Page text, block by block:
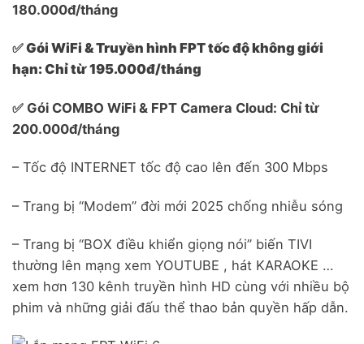
180.000đ/tháng
✅ Gói WiFi & Truyền hình FPT tốc độ không giới
hạn: Chỉ từ 195.000đ/tháng
✅ Gói COMBO WiFi & FPT Camera Cloud: Chỉ từ
200.000đ/tháng
– Tốc độ INTERNET tốc độ cao lên đến 300 Mbps
– Trang bị “Modem” đời mới 2025 chống nhiễu sóng
– Trang bị “BOX điều khiển giọng nói” biến TIVI
thường lên mạng xem YOUTUBE , hát KARAOKE …
xem hơn 130 kênh truyền hình HD cùng với nhiều bộ
phim và những giải đấu thể thao bản quyền hấp dẫn.